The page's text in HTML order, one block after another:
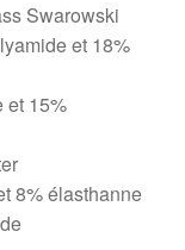
Swarowski
et 18%
et 15%
8% élasthanne